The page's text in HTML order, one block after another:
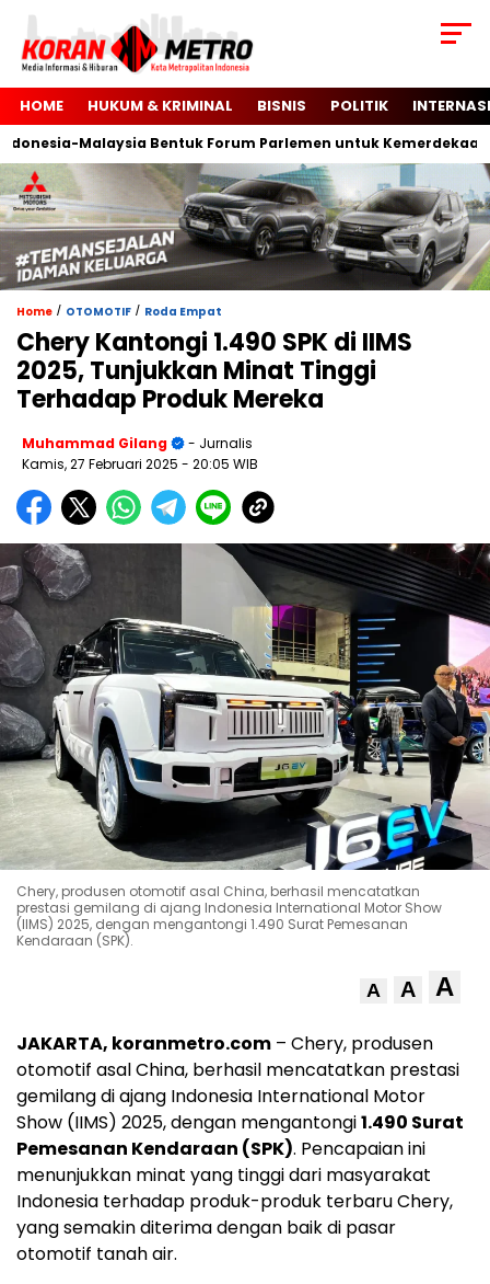
HOME HUKUM & KRIMINAL BISNIS POLITIK
Malaysia Bentuk Forum Parlemen untuk Kemerdekaan
Home / OTOMOTIF / Roda Empat
Chery Kantongi 1.490 SPK di IIMS
2025, Tunjukkan Minat Tinggi
Terhadap Produk Mereka
Muhammad Gilang
- Jurnalis
Kamis, 27 Februari 2025 - 20:05 WIB
Chery, produsen otomotif asal China, berhasil mencatatkan
prestasi gemilang di ajang Indonesia International Motor Show
(IIMS) 2025, dengan mengantongi 1.490 Surat Pemesanan
Kendaraan (SPK).
A A A
JAKARTA, koranmetro.com – Chery, produsen
otomotif asal China, berhasil mencatatkan prestasi
gemilang di ajang Indonesia International Motor
Show (IIMS) 2025, dengan mengantongi1.490 Surat
Pemesanan Kendaraan (SPK). Pencapaian ini
menunjukkan minat yang tinggi dari masyarakat
Indonesia terhadap produk-produk terbaru Chery,
yang semakin diterima dengan baik di pasar
otomotif tanah air.